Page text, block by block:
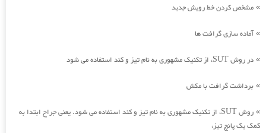
» مشخص کردن خط رویش جدید
»آماده سازی گرافت ها
» در روش SUT، از تکنیک مشهوری به نام تیز و کند استفاده می شود
» برداشت گرافت با مکش
»
روش SUT، از تکنیک مشهوری به نام تیز و کند استفاده می شود. یعنی جراح ابتدا به
کمک یک پانچ تیز،